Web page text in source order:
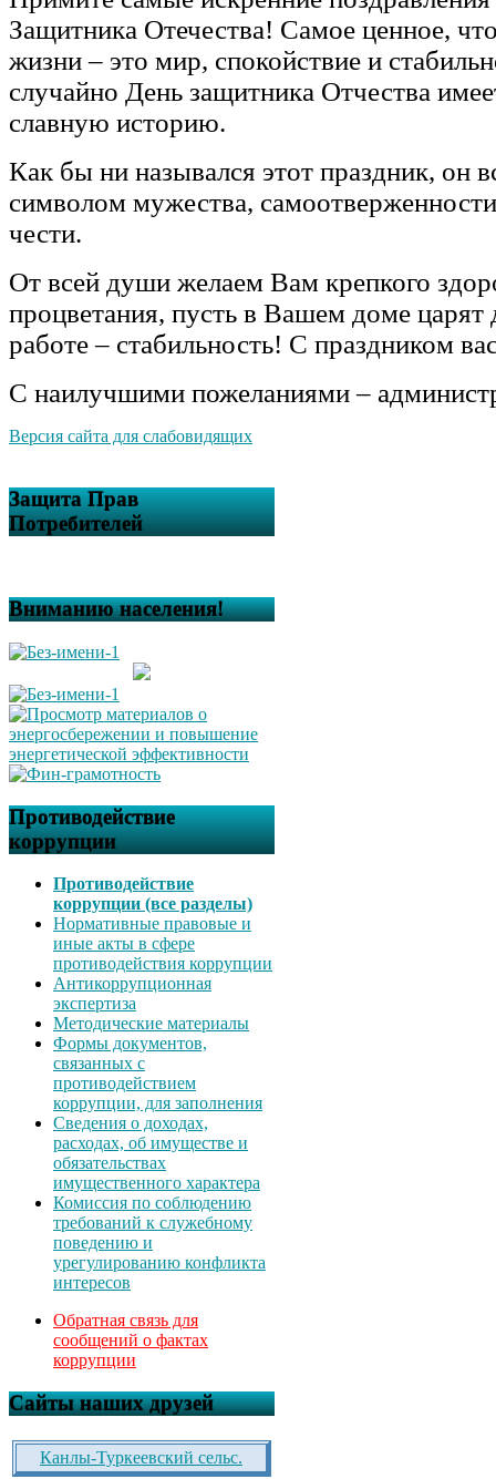
Защитника Отечества! Самое ценное,
жизни – это мир, спокойствие и
случайно День защитника Отчества
славную историю.
Как бы ни назывался этот праздник, он
символом мужества,
чести.
От всей души желаем Вам крепкого
процветания, пусть в Вашем доме царят
работе – стабильность! С праздником
С наилучшими пожеланиями –
Версия сайта для слабовидящих
Защита Прав
Потребителей
Вниманию населения!
Противодействие
коррупции
Противодействие
коррупции (все разделы)
Нормативные правовые и
иные акты в сфере
противодействия коррупции
Антикоррупционная
экспертиза
Методические материалы
Формы документов,
связанных с
противодействием
коррупции, для заполнения
Сведения о доходах,
расходах, об имуществе и
обязательствах
имущественного характера
Комиссия по соблюдению
требований к служебному
поведению и
урегулированию конфликта
интересов
Обратная связь для
сообщений о фактах
коррупции
Сайты наших друзей
Канлы-Туркеевский сельс.